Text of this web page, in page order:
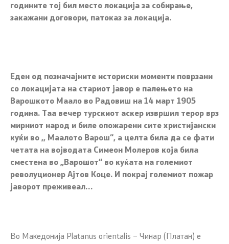
годините тој бил место локација за собирање,
закажани договори, патоказ за локација.
Еден од позначајните историски моменти поврзани
со локацијата на стариот јавор е палењето на
Варошкото Маало во Радовиш на 14 март 1905
година. Таа вечер турскиот аскер извршил терор врз
мирниот народ и биле опожарени сите христијански
куќи во ,, Маалото Варош“, а целта била да се фати
четата на војводата Симеон Молеров која била
сместена во „Варошот“ во куќата на големиот
револуционер Ајтов Коце. И покрај големиот пожар
јаворот преживеал…
Во Македонија Platanus orientalis – Чинар (Платан) е